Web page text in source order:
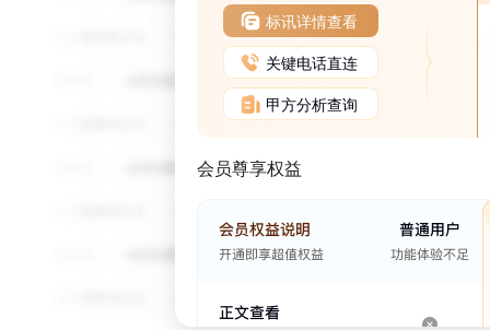
标讯详情查看
关键电话直连
甲方分析查询
会员尊享权益